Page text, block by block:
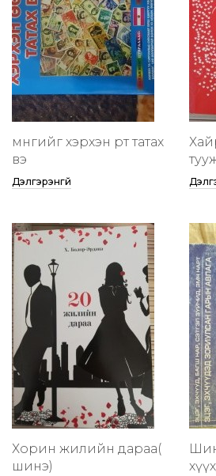
мөнгийг хэрхэн өөртөө татах
вэ
Дэлгэрэнгүй
Хорин жилийн дараа(
шинэ)